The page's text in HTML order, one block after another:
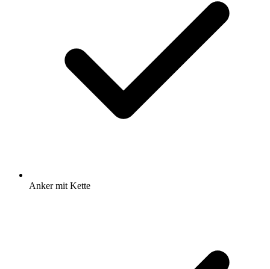
Anker mit Kette